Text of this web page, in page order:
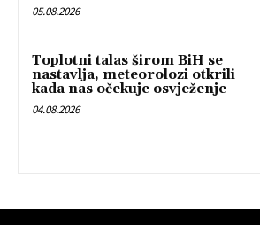
05.08.2026
Toplotni talas širom BiH se
nastavlja, meteorolozi otkrili
kada nas očekuje osvježenje
04.08.2026